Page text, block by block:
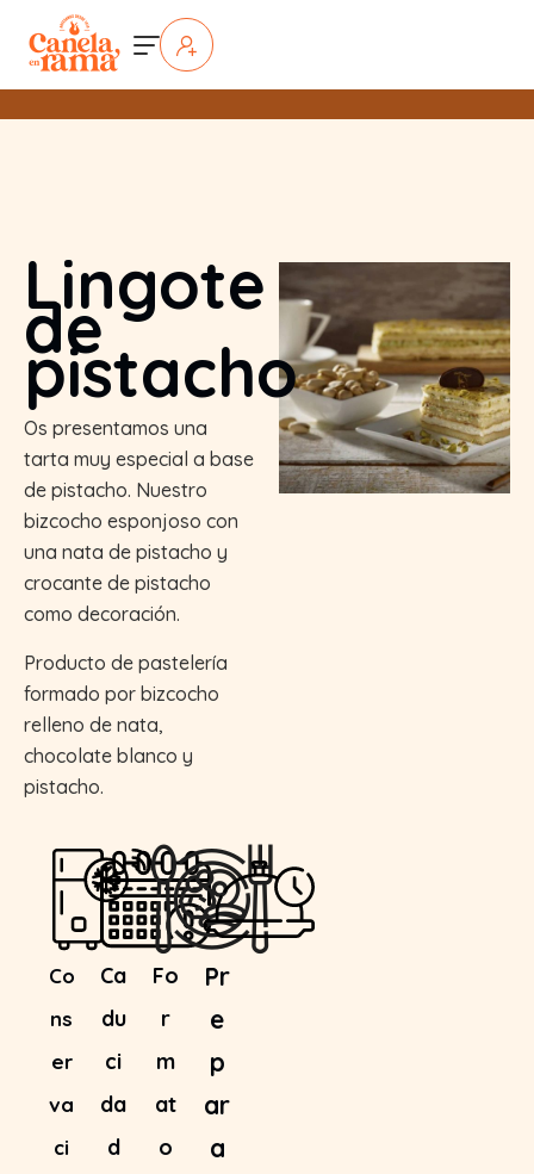
Lingote
de
pistacho
Os presentamos una
tarta muy especial a base
de pistacho. Nuestro
bizcocho esponjoso con
una nata de pistacho y
crocante de pistacho
como decoración.
Producto de pastelería
formado por bizcocho
relleno de nata,
chocolate blanco y
pistacho.
Co
ns
er
va
ci
Ca
du
ci
da
d
Fo
r
m
at
o
Pr
e
p
ar
a